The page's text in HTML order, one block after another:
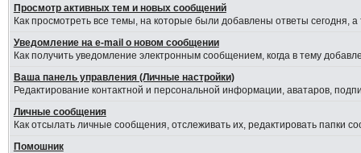
Просмотр активных тем и новых сообщений
Как просмотреть все темы, на которые были добавлены ответы сегодня,
Уведомление на е-mail о новом сообщении
Как получить уведомление электронным сообщением, когда в тему
Ваша панель управления (Личные настройки)
Редактирование контактной и персональной информации, аватаров,
Личные сообщения
Как отсылать личные сообщения, отслеживать их, редактировать папки
Помошник